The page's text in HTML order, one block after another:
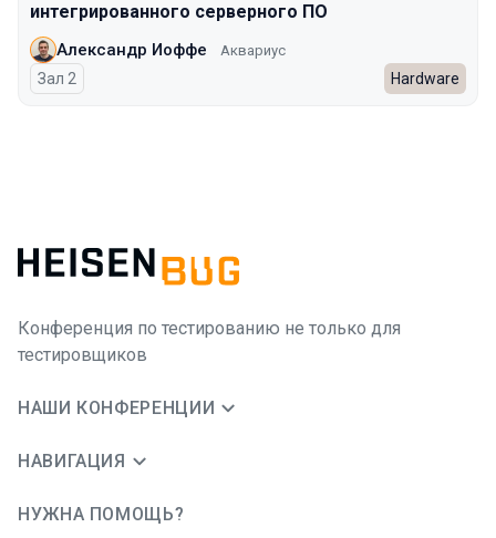
интегрированного серверного ПО
Александр Иоффе Аквариус
Зал 2 Hardware
Конференция по тестированию не только для
тестировщиков
НАШИ КОНФЕРЕНЦИИ
НАВИГАЦИЯ
НУЖНА ПОМОЩЬ?